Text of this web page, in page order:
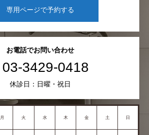
専用ページで予約する
お電話でお問い合わせ
03-3429-0418
休診日：日曜・祝日
月 火 水 木 金 土 日